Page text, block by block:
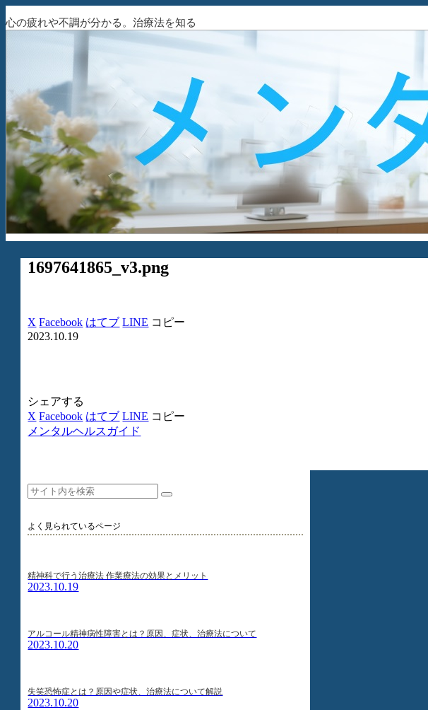
心の疲れや不調が分かる。治療法を知る
1697641865_v3.png
X Facebook はてブ LINE コピー
2023.10.19
シェアする
X Facebook はてブ LINE コピー
メンタルヘルスガイド
よく見られているページ
精神科で行う治療法 作業療法の効果とメリット
2023.10.19
アルコール精神病性障害とは？原因、症状、治療法について
2023.10.20
失笑恐怖症とは？原因や症状、治療法について解説
2023.10.20